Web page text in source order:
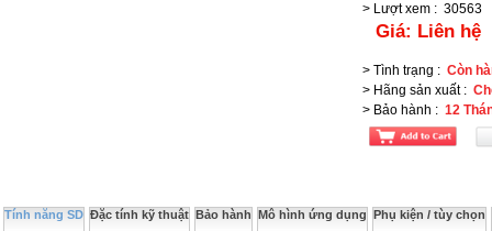
> Lượt xem : 30563
Giá: Liên hệ
> Tình trạng : Còn
> Hãng sản xuất:
> Bảo hành : 12
Tính năng SD Đặc tính kỹ thuật Bảo hành Mô hình ứng dụng Phụ kiện / tùy chọn